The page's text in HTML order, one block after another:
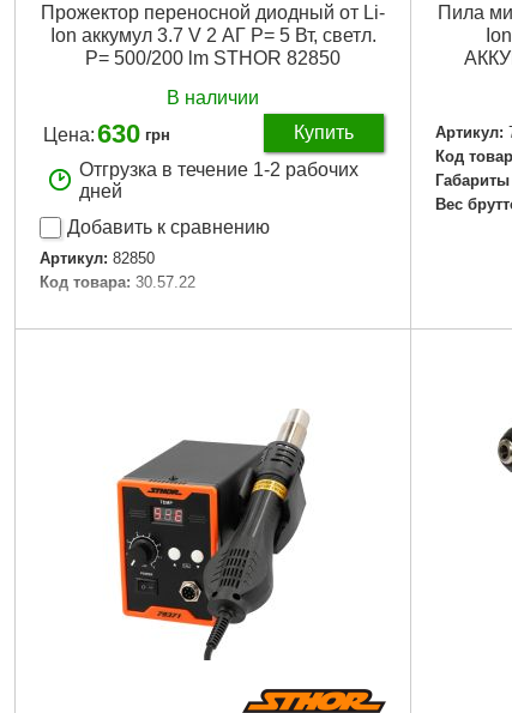
Прожектор переносной диодный от Li-
Ion аккумул 3.7 V 2 АГ P= 5 Вт, светл.
P= 500/200 lm STHOR 82850
В наличии
Цена:630 грн
Купить
Отгрузка в течение 1-2 рабочих
дней
Добавить к сравнению
Артикул: 82850
Код товара: 30.57.22
Подробнее...
Пила
Артикул:
Код
Вес